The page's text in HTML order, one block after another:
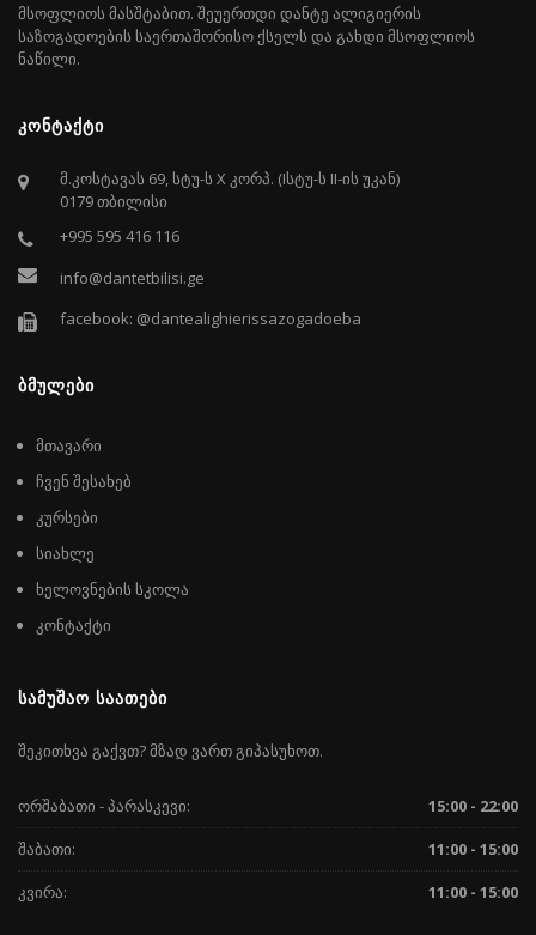
მსოფლიოს მასშტაბით. შეუერთდი დანტე ალიგიერის
საზოგადოების საერთაშორისო ქსელს და გახდი მსოფლიოს
ნაწილი.
ᲙᲝᲜᲢᲐᲥᲢᲘ
მ.კოსტავას 69, სტუ-ს X კორპ. (Iსტუ-ს II-ის უკან)
0179 თბილისი
+995 595 416 116
info@dantetbilisi.ge
facebook: @dantealighierissazogadoeba
ᲑᲛᲣᲚᲔᲑᲘ
მთავარი
ჩვენ შესახებ
კურსები
სიახლე
ხელოვნების სკოლა
კონტაქტი
ᲡᲐᲛᲣᲨᲐᲝ ᲡᲐᲐᲗᲔᲑᲘ
შეკითხვა გაქვთ? მზად ვართ გიპასუხოთ.
ორშაბათი - პარასკევი:
15:00 - 22:00
შაბათი:
11:00 - 15:00
კვირა:
11:00 - 15:00